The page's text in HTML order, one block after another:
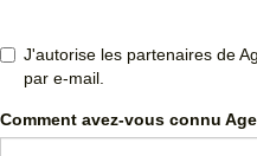
J'autorise les partenaires de
par e-mail.
Comment avez-vous connu